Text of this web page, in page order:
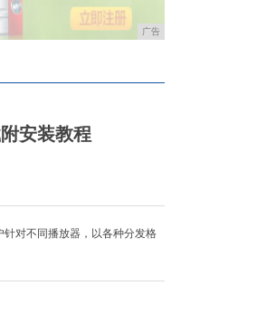
广告
安装教程
针对不同播放器，以各种分发格